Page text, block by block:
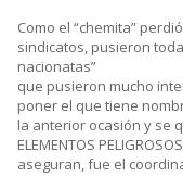
Como el “chemita”
sindicatos, pusieron
nacionatas”
que pusieron mucho
poner el que tiene
la anterior ocasión y se
ELEMENTOS
aseguran, fue el